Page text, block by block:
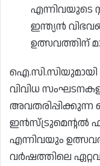
എന്നിവയുടെ
ഇന്ത്യൻ
ഉത്സവത്തിന്
ഐ.സി.സിയുമായി
വിവിധ
ഇൻസ്ട്രുമെന്റൽ
എന്നിവയും
വർഷത്തിലെ